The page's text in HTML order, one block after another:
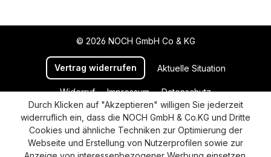
© 2026 NOCH GmbH Co & KG
Vertrag widerrufen Aktuelle Situation
Widerruf Impressum
Datenschutz
Versand und Zahlung
AGB
Cookie-Einstellungen
Barrierefreiheitserklärung
Durch Klicken auf "Akzeptieren" willigen Sie jederzeit
widerruflich ein, dass die NOCH GmbH & Co.KG und Dritte
Cookies und ähnliche Techniken zur Optimierung der
Webseite und Erstellung von Nutzerprofilen sowie zur